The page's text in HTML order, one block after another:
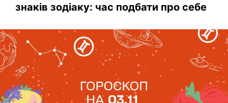
знаків зодіаку: час подбати про себе